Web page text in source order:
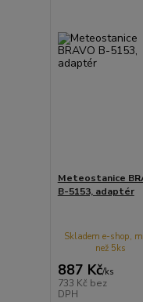
Meteostanice
B-5153, adaptér
887 Kč/ks
733 Kč bez
DPH
Skladem e-shop,
než 5ks